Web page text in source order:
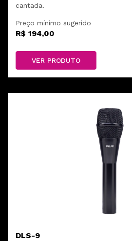
cantada.
Preço mínimo sugerido
R$ 194,00
VER PRODUTO
DLS-9